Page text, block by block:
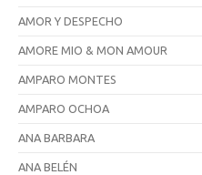
AMOR Y DESPECHO
AMORE MIO & MON AMOUR
AMPARO MONTES
AMPARO OCHOA
ANA BARBARA
ANA BELÉN